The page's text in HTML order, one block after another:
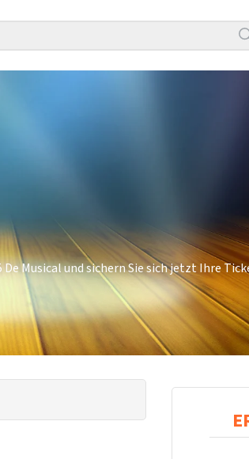
Musical und sichern Sie sich jetzt Ihre